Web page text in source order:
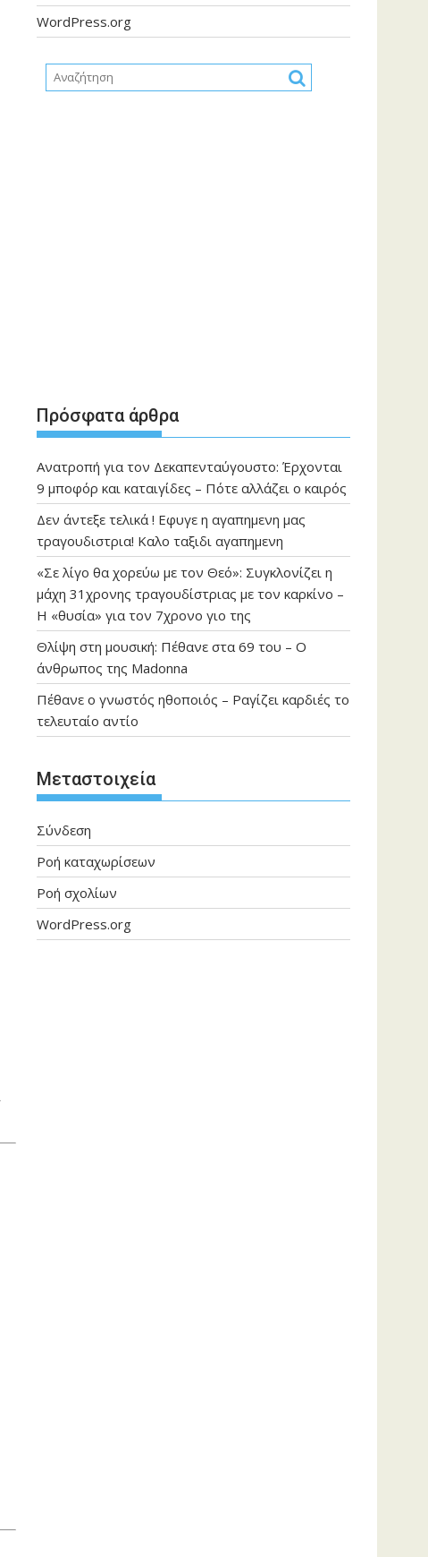
WordPress.org
Πρόσφατα άρθρα
Ανατροπή για τον Δεκαπενταύγουστο: Έρχονται
9 μποφόρ και καταιγίδες – Πότε αλλάζει ο καιρός
Δεν άντεξε τελικά ! Εφυγε η αγαπημενη μας
τραγουδιστρια! Καλο ταξιδι αγαπημενη
«Σε λίγο θα χορεύω με τον Θεό»: Συγκλονίζει η
μάχη 31χρονης τραγουδίστριας με τον καρκίνο –
Η «θυσία» για τον 7χρονο γιο της
Θλίψη στη μουσική: Πέθανε στα 69 του – Ο
άνθρωπος της Madonna
Πέθανε ο γνωστός ηθοποιός – Ραγίζει καρδιές το
τελευταίο αντίο
Μεταστοιχεία
Σύνδεση
Ροή καταχωρίσεων
Ροή σχολίων
WordPress.org